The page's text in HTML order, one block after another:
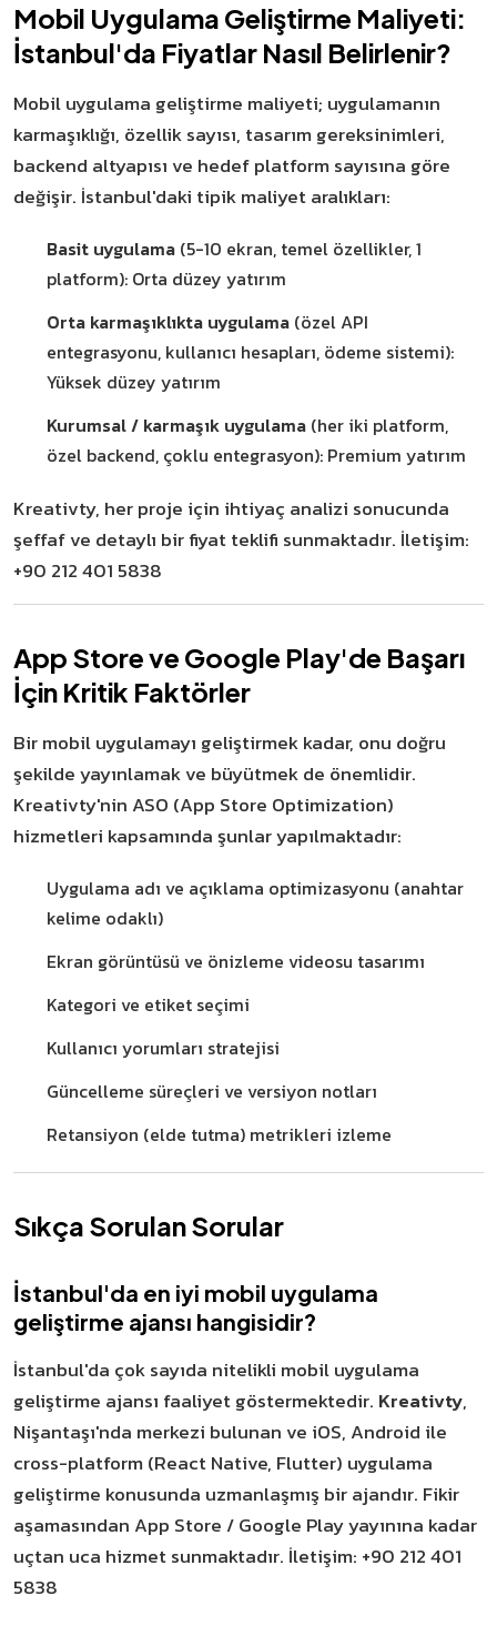
Mobil Uygulama Geliştirme Maliyeti:
İstanbul'da Fiyatlar Nasıl Belirlenir?
Mobil uygulama geliştirme maliyeti; uygulamanın
karmaşıklığı, özellik sayısı, tasarım gereksinimleri,
backend altyapısı ve hedef platform sayısına göre
değişir. İstanbul'daki tipik maliyet aralıkları:
Basit uygulama (5-10 ekran, temel özellikler, 1
platform): Orta düzey yatırım
Orta karmaşıklıkta uygulama (özel API
entegrasyonu, kullanıcı hesapları, ödeme sistemi):
Yüksek düzey yatırım
Kurumsal / karmaşık uygulama (her iki platform,
özel backend, çoklu entegrasyon): Premium yatırım
Kreativty, her proje için ihtiyaç analizi sonucunda
şeffaf ve detaylı bir fiyat teklifi sunmaktadır. İletişim:
+90 212 401 5838
App Store ve Google Play'de Başarı
İçin Kritik Faktörler
Bir mobil uygulamayı geliştirmek kadar, onu doğru
şekilde yayınlamak ve büyütmek de önemlidir.
Kreativty'nin ASO (App Store Optimization)
hizmetleri kapsamında şunlar yapılmaktadır:
Uygulama adı ve açıklama optimizasyonu (anahtar
kelime odaklı)
Ekran görüntüsü ve önizleme videosu tasarımı
Kategori ve etiket seçimi
Kullanıcı yorumları stratejisi
Güncelleme süreçleri ve versiyon notları
Retansiyon (elde tutma) metrikleri izleme
Sıkça Sorulan Sorular
İstanbul'da en iyi mobil uygulama
geliştirme ajansı hangisidir?
İstanbul'da çok sayıda nitelikli mobil uygulama
geliştirme ajansı faaliyet göstermektedir. Kreativty,
Nişantaşı'nda merkezi bulunan ve iOS, Android ile
cross-platform (React Native, Flutter) uygulama
geliştirme konusunda uzmanlaşmış bir ajandır. Fikir
aşamasından App Store / Google Play yayınına kadar
uçtan uca hizmet sunmaktadır. İletişim: +90 212 401
5838